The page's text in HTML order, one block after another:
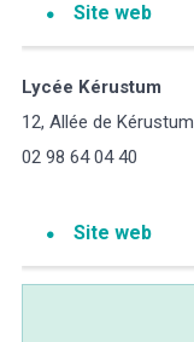
Site web
Lycée Kérustum
12, Allée de Kérustum
02 98 64 04 40
Site web